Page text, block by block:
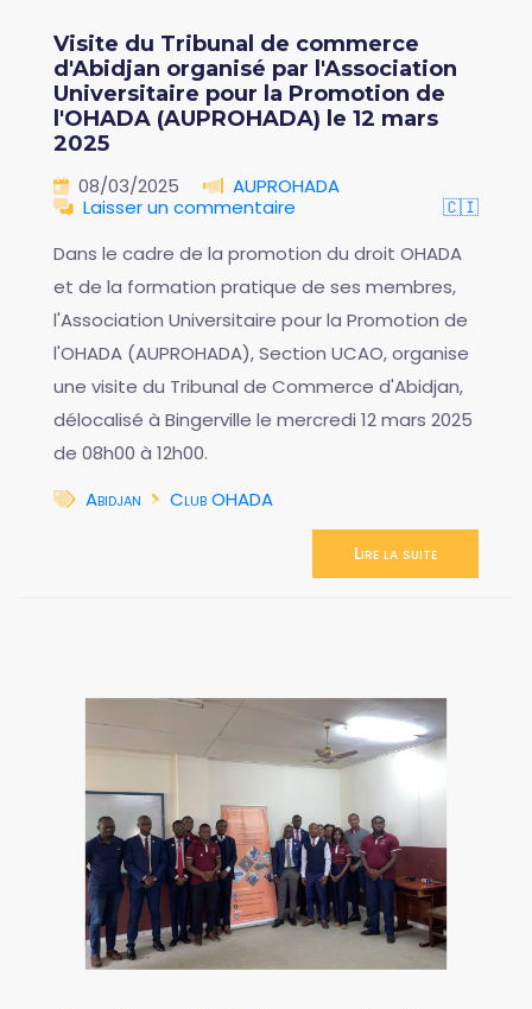
Visite du Tribunal de commerce
d'Abidjan organisé par l'Association
Universitaire pour la Promotion de
l'OHADA (AUPROHADA) le 12 mars
2025
08/03/2025
AUPROHADA
Laisser un commentaire
🇨🇮
Dans le cadre de la promotion du droit OHADA
et de la formation pratique de ses membres,
l'Association Universitaire pour la Promotion de
l'OHADA (AUPROHADA), Section UCAO, organise
une visite du Tribunal de Commerce d'Abidjan,
délocalisé à Bingerville le mercredi 12 mars 2025
de 08h00 à 12h00.
Abidjan
Club OHADA
Lire la suite